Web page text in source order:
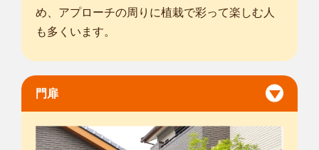
め、アプローチの周りに植栽で彩って楽しむ人
も多くいます。
門扉